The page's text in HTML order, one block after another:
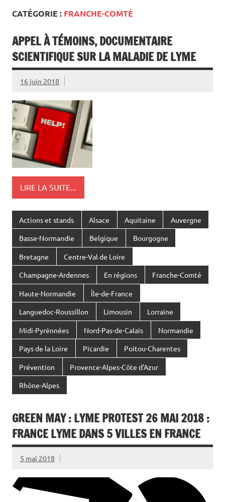
CATÉGORIE : FRANCHE-COMTÉ
APPEL À TÉMOINS, DOCUMENTAIRE
SCIENTIFIQUE SUR LA MALADIE DE LYME
16 juin 2018
LIRE LA SUITE...
Actions et stands Alsace Aquitaine Auvergne
Basse-Normandie Belgique Bourgogne
Bretagne Centre-Val de Loire
Champagne-Ardennes En régions Franche-Comté
Haute-Normandie Île-de-France
Languedoc-Roussillon Limousin Lorraine
Midi-Pyrénnées Nord-Pas-de-Calais Normandie
Pays de la Loire Picardie Poitou-Charentes
Prévention Provence-Alpes-Côte d'Azur
Rhône-Alpes
GREEN MAY : LYME PROTEST 26 MAI 2018 :
FRANCE LYME DANS 5 VILLES EN FRANCE
5 mai 2018